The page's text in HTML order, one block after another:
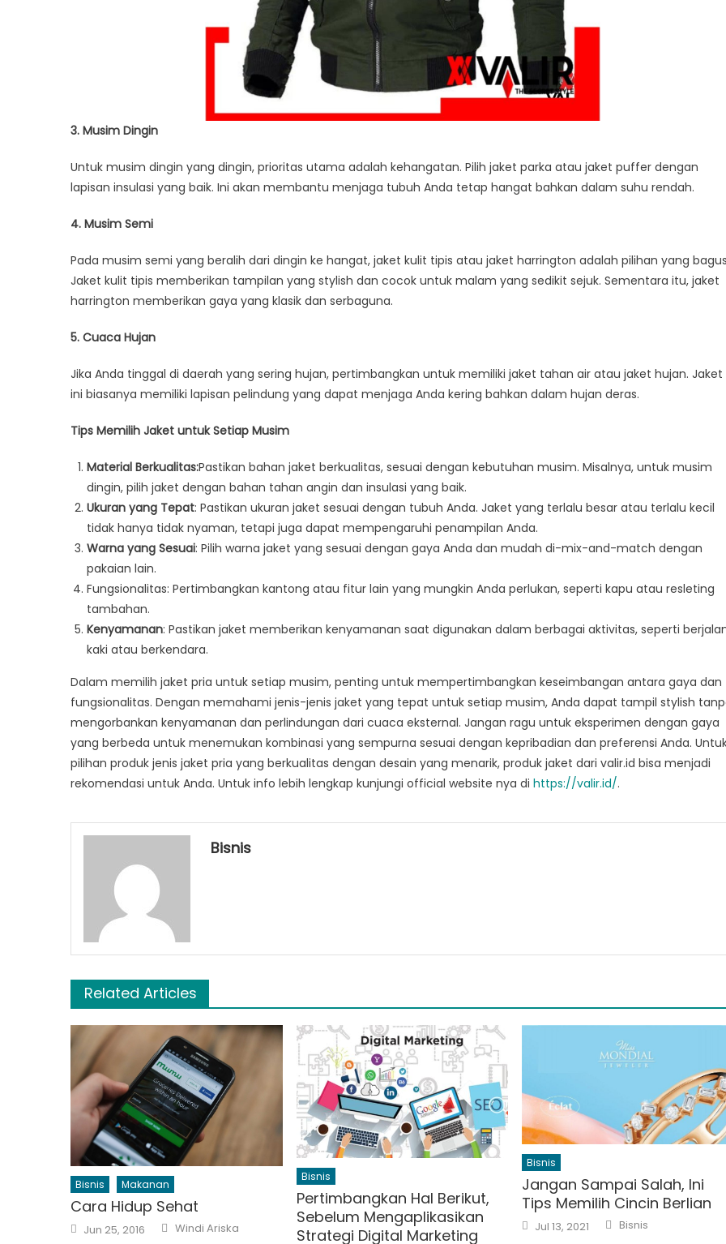
3. Musim Dingin
Untuk musim dingin yang dingin, prioritas utama adalah kehangatan. Pilih jaket parka atau jaket puffer dengan
lapisan insulasi yang baik. Ini akan membantu menjaga tubuh Anda tetap hangat bahkan dalam suhu rendah.
4. Musim Semi
Pada musim semi yang beralih dari dingin ke hangat, jaket kulit tipis atau jaket harrington adalah pilihan yang
Jaket kulit tipis memberikan tampilan yang stylish dan cocok untuk malam yang sedikit sejuk. Sementara itu, jaket
harrington memberikan gaya yang klasik dan serbaguna.
5. Cuaca Hujan
Jika Anda tinggal di daerah yang sering hujan, pertimbangkan untuk memiliki jaket tahan air atau jaket hujan. Jaket
ini biasanya memiliki lapisan pelindung yang dapat menjaga Anda kering bahkan dalam hujan deras.
Tips Memilih Jaket untuk Setiap Musim
Material Berkualitas:Pastikan bahan jaket berkualitas, sesuai dengan kebutuhan musim. Misalnya, untuk musim
dingin, pilih jaket dengan bahan tahan angin dan insulasi yang baik.
Ukuran yang Tepat: Pastikan ukuran jaket sesuai dengan tubuh Anda. Jaket yang terlalu besar atau terlalu kecil
tidak hanya tidak nyaman, tetapi juga dapat mempengaruhi penampilan Anda.
Warna yang Sesuai: Pilih warna jaket yang sesuai dengan gaya Anda dan mudah di-mix-and-match dengan
pakaian lain.
Fungsionalitas: Pertimbangkan kantong atau fitur lain yang mungkin Anda perlukan, seperti kapu atau resleting
tambahan.
Kenyamanan: Pastikan jaket memberikan kenyamanan saat digunakan dalam berbagai aktivitas, seperti
kaki atau berkendara.
Dalam memilih jaket pria untuk setiap musim, penting untuk mempertimbangkan keseimbangan antara gaya dan
fungsionalitas. Dengan memahami jenis-jenis jaket yang tepat untuk setiap musim, Anda dapat tampil stylish
mengorbankan kenyamanan dan perlindungan dari cuaca eksternal. Jangan ragu untuk eksperimen dengan gaya
yang berbeda untuk menemukan kombinasi yang sempurna sesuai dengan kepribadian dan preferensi Anda.
pilihan produk jenis jaket pria yang berkualitas dengan desain yang menarik, produk jaket dari valir.id bisa menjadi
rekomendasi untuk Anda. Untuk info lebih lengkap kunjungi official website nya di https://valir.id/.
Bisnis
Related Articles
Bisnis Makanan
Cara Hidup Sehat
Posted
on
Jun 25, 2016 Author
Windi Ariska
Bisnis
Pertimbangkan Hal Berikut,
Sebelum Mengaplikasikan
Strategi Digital Marketing
Bisnis
Jangan Sampai Salah, Ini
Tips Memilih Cincin Berlian
Posted
on
Jul 13, 2021 Author
Bisnis